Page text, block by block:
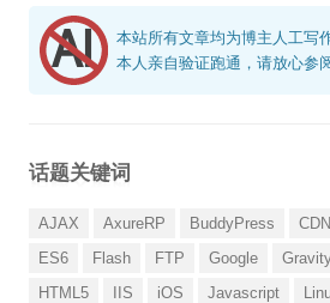
本站所有文章均为博主人工写
本人亲自验证跑通，请放心参阅
话题关键词
AJAX AxureRP BuddyPress CDN
ES6
Flash FTP Google
HTML5
IIS iOS Javascript